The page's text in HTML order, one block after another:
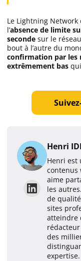
Le Lightning
l’absence de limite
seconde sur le
bout à l’autre du
confirmation par les
extrêmement bas
Henri IDI
Henri est
contenus
aime
les
de
sites
atteindre
des
expertise.